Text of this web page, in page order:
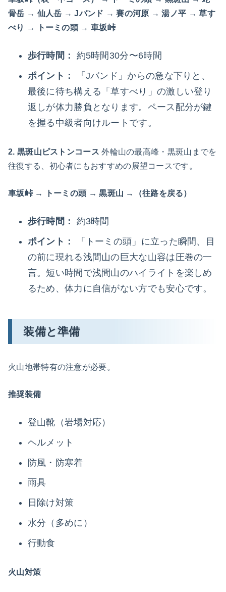
骨岳 → 仙人岳 → Jバンド → 賽の河原 → 湯ノ平 → 草す
べり → トーミの頭 → 車坂峠
歩行時間：
約5時間30分〜6時間
ポイント：
「Jバンド」からの急な下りと、
最後に待ち構える「草すべり」の激しい登り
返しが体力勝負となります。ペース配分が鍵
を握る中級者向けルートです。
2. 黒斑山ピストンコース 外輪山の最高峰・黒斑山までを
往復する、初心者にもおすすめの展望コースです。
車坂峠 → トーミの頭 → 黒斑山 →（往路を戻る）
歩行時間：
約3時間
ポイント：
「トーミの頭」に立った瞬間、目
の前に現れる浅間山の巨大な山容は圧巻の一
言。短い時間で浅間山のハイライトを楽しめ
るため、体力に自信がない方でも安心です。
装備と準備
火山地帯特有の注意が必要。
推奨装備
登山靴（岩場対応）
ヘルメット
防風・防寒着
雨具
日除け対策
水分（多めに）
行動食
火山対策